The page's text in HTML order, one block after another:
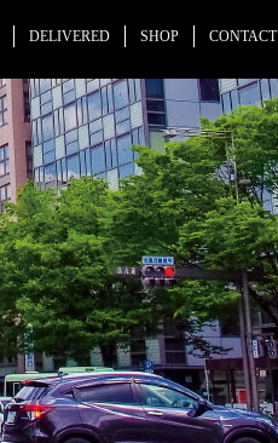
DELIVERED SHOP CONTACT